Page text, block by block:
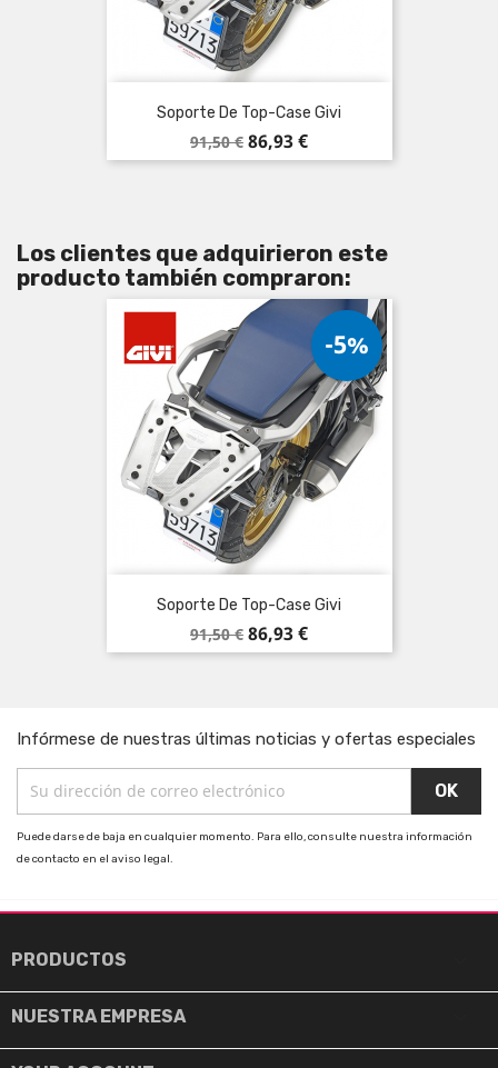
Soporte De Top-Case Givi
Precio
base
91,50 € Precio
86,93 €
Los clientes que adquirieron este
producto también compraron:
Soporte De Top-Case Givi
Precio
base
91,50 €
-5%
Precio
86,93 €
Infórmese de nuestras últimas noticias y ofertas especiales
Puede darse de baja en cualquier momento. Para ello, consulte nuestra información
de contacto en el aviso legal.
PRODUCTOS
NUESTRA EMPRESA